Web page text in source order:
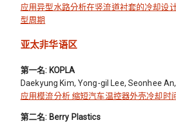
应用异型水路分析在竖流道衬套的冷却设
型周期
亚太非华语区
第一名: KOPLA
Daekyung Kim, Yong-gil Lee, Seonhee
应用模流分析 缩短汽车温控器外壳冷却时
第二名: Berry Plastics